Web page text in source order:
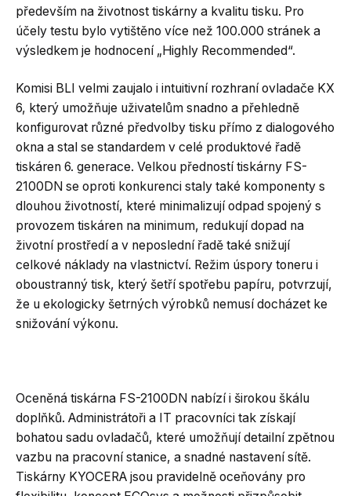
především na životnost tiskárny a kvalitu tisku. Pro
účely testu bylo vytištěno více než 100.000 stránek a
výsledkem je hodnocení „Highly Recommended“.
Komisi BLI velmi zaujalo i intuitivní rozhraní ovladače KX
6, který umožňuje uživatelům snadno a přehledně
konfigurovat různé předvolby tisku přímo z dialogového
okna a stal se standardem v celé produktové řadě
tiskáren 6. generace. Velkou předností tiskárny FS-
2100DN se oproti konkurenci staly také komponenty s
dlouhou životností, které minimalizují odpad spojený s
provozem tiskáren na minimum, redukují dopad na
životní prostředí a v neposlední řadě také snižují
celkové náklady na vlastnictví. Režim úspory toneru i
oboustranný tisk, který šetří spotřebu papíru, potvrzují,
že u ekologicky šetrných výrobků nemusí docházet ke
snižování výkonu.
Oceněná tiskárna FS-2100DN nabízí i širokou škálu
doplňků. Administrátoři a IT pracovníci tak získají
bohatou sadu ovladačů, které umožňují detailní zpětnou
vazbu na pracovní stanice, a snadné nastavení sítě.
Tiskárny KYOCERA jsou pravidelně oceňovány pro